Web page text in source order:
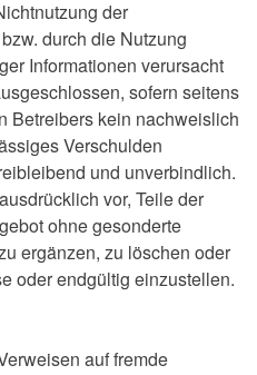
der
durch die Nutzung
Informationen verursacht
sofern seitens
Betreibers kein nachweislich
Verschulden
und unverbindlich.
vor, Teile der
ohne gesonderte
ergänzen, zu löschen oder
oder endgültig einzustellen.
auf fremde